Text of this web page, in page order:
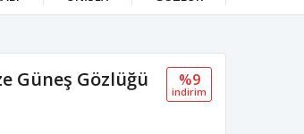
Güneş Gözlüğü %9
i̇ndi̇ri̇m